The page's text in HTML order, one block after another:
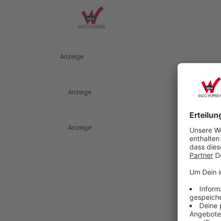
Anzeige
Anzeige
Anzeige